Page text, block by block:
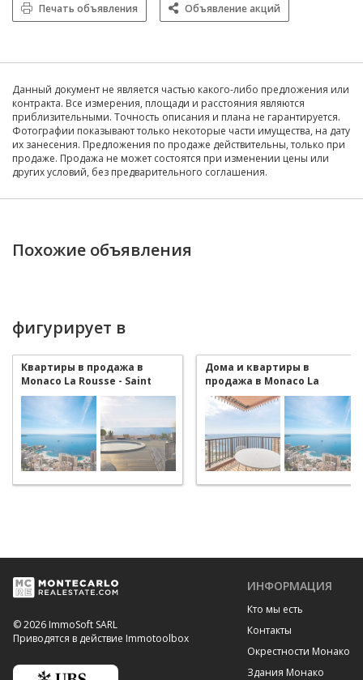
Печать объявления Объявление акций
Данный документ не является частью какого-либо предложения или
контракта. Все измерения, площади и расстояния являются
приблизительными. Точность описания и плана не гарантируется.
Фотографии показывают только некоторые части имущества, на дату
их занесения. Предложения по продаже действительны, только при
продаже. Продажа не может состоятся при изменении цены или
других условий, без предварительного соглашения.
Похожие объявления
фигурирует в
Квартиры в продажа в
Monaco La Rousse - Saint
Roman
Дома и квартиры в
продажа в Monaco La
Rousse - Saint Roman
© 2026 ImmoSoft SARL
Приводятся в действие Immotoolbox
ИНФОРМАЦИЯ
Кто мы есть
Контакты
Окрестности Монако
Здания Монако